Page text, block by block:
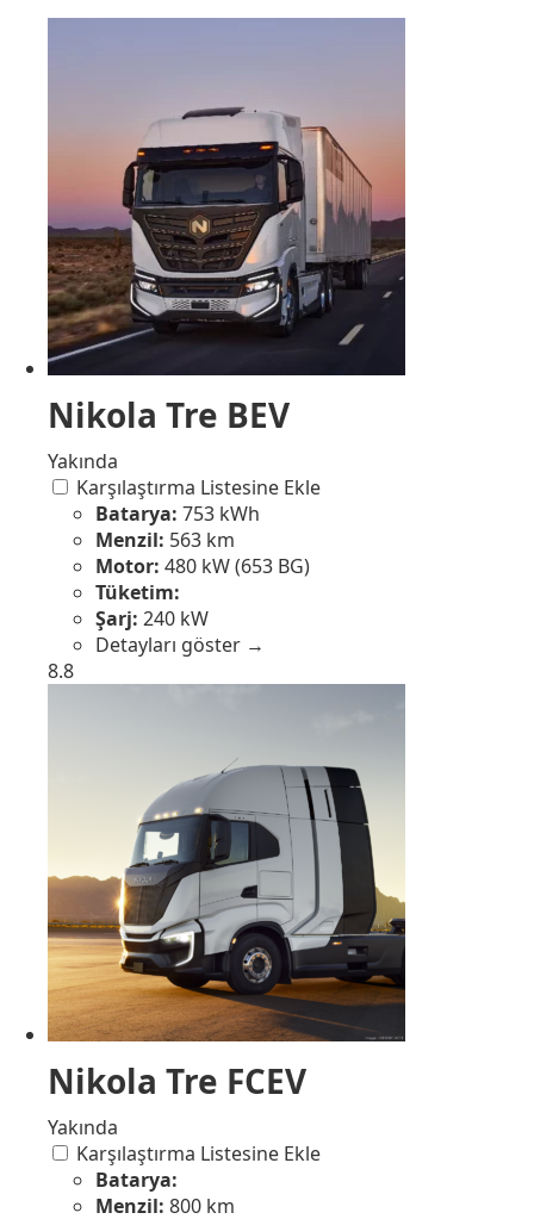
Nikola Tre BEV
Yakında
Karşılaştırma Listesine Ekle
Batarya: 753 kWh
Menzil: 563 km
Motor: 480 kW (653 BG)
Tüketim:
Şarj: 240 kW
Detayları göster →
8.8
Nikola Tre FCEV
Yakında
Karşılaştırma Listesine Ekle
Batarya:
Menzil: 800 km